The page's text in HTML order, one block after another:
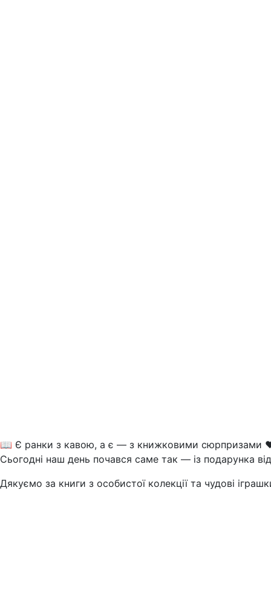
📖 Є ранки з кавою, а є — з книжковими сюрпризами
Сьогодні наш день почався саме так — із подарунка
Дякуємо за книги з особистої колекції та чудові